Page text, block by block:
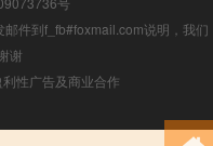
件到f_fb#foxmail.com说明，我们
谢
性广告及商业合作